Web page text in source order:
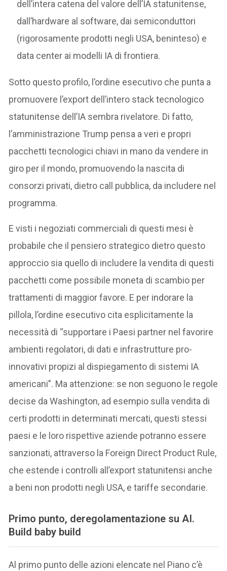
dell’intera catena del valore dell’IA statunitense,
dall’hardware al software, dai semiconduttori
(rigorosamente prodotti negli USA, beninteso) e
data center ai modelli IA di frontiera.
Sotto questo profilo, l’ordine esecutivo che punta a
promuovere l’export dell’intero stack tecnologico
statunitense dell’IA sembra rivelatore. Di fatto,
l’amministrazione Trump pensa a veri e propri
pacchetti tecnologici chiavi in mano da vendere in
giro per il mondo, promuovendo la nascita di
consorzi privati, dietro call pubblica, da includere nel
programma.
E visti i negoziati commerciali di questi mesi è
probabile che il pensiero strategico dietro questo
approccio sia quello di includere la vendita di questi
pacchetti come possibile moneta di scambio per
trattamenti di maggior favore. E per indorare la
pillola, l’ordine esecutivo cita esplicitamente la
necessità di “supportare i Paesi partner nel favorire
ambienti regolatori, di dati e infrastrutture pro-
innovativi propizi al dispiegamento di sistemi IA
americani”. Ma attenzione: se non seguono le regole
decise da Washington, ad esempio sulla vendita di
certi prodotti in determinati mercati, questi stessi
paesi e le loro rispettive aziende potranno essere
sanzionati, attraverso la Foreign Direct Product Rule,
che estende i controlli all’export statunitensi anche
a beni non prodotti negli USA, e tariffe secondarie.
Primo punto, deregolamentazione su AI.
Build baby build
Al primo punto delle azioni elencate nel Piano c’è